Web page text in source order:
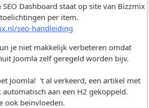
Dashboard staat op site van Bizzmix
per item.
seo-handleiding
je niet makkelijk verbeteren omdat
Joomla zelf geregeld worden bijv.
Joomla! 't al verkeerd, een artikel met
aan een H2 gekoppeld.
ook beïnvloeden.